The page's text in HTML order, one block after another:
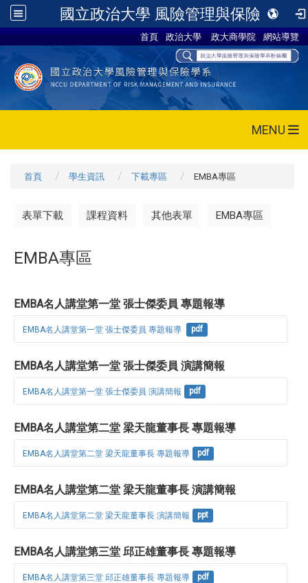
國立政治大學 風險管理與保險系
首頁 政治大學 政大商學院 網站導覽
MENU
首頁 學生資訊 下載專區 EMBA專區
表單下載 課程資料 其他表單 EMBA專區
EMBA專區
EMBA名人講堂第一堂 張士傑委員 專題報導
EMBA名人講堂第一堂 張士傑委員 專題報導 pdf
EMBA名人講堂第一堂 張士傑委員 演講簡報
EMBA名人講堂第一堂 張士傑委員 演講簡報 pdf
EMBA名人講堂第二堂 梁天龍董事長 專題報導
EMBA名人講堂第二堂 梁天龍董事長 專題報導 pdf
EMBA名人講堂第二堂 梁天龍董事長 演講簡報
EMBA名人講堂第二堂 梁天龍董事長 演講簡報 ppt
EMBA名人講堂第三堂 邱正雄董事長 專題報導
EMBA名人講堂第三堂 邱正雄董事長 專題報導 pdf